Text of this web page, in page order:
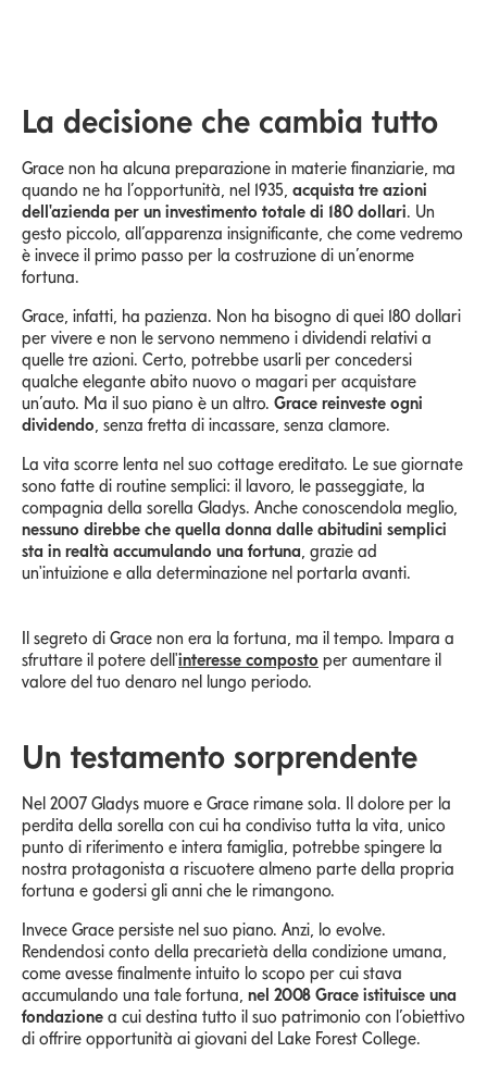
La decisione che cambia tutto
Grace non ha alcuna preparazione in materie finanziarie, ma
quando ne ha l’opportunità, nel 1935, acquista tre azioni
dell'azienda per un investimento totale di 180 dollari. Un
gesto piccolo, all’apparenza insignificante, che come vedremo
è invece il primo passo per la costruzione di un’enorme
fortuna.
Grace, infatti, ha pazienza. Non ha bisogno di quei 180 dollari
per vivere e non le servono nemmeno i dividendi relativi a
quelle tre azioni. Certo, potrebbe usarli per concedersi
qualche elegante abito nuovo o magari per acquistare
un’auto. Ma il suo piano è un altro. Grace reinveste ogni
dividendo , senza fretta di incassare, senza clamore.
La vita scorre lenta nel suo cottage ereditato. Le sue giornate
sono fatte di routine semplici: il lavoro, le passeggiate, la
compagnia della sorella Gladys. Anche conoscendola meglio,
nessuno direbbe che quella donna dalle abitudini semplici
sta in realtà accumulando una fortuna , grazie ad
un'intuizione e alla determinazione nel portarla avanti.
Il segreto di Grace non era la fortuna, ma il tempo. Impara a
sfruttare il potere dell'interesse composto per aumentare il
valore del tuo denaro nel lungo periodo.
Un testamento sorprendente
Nel 2007 Gladys muore e Grace rimane sola. Il dolore per la
perdita della sorella con cui ha condiviso tutta la vita, unico
punto di riferimento e intera famiglia, potrebbe spingere la
nostra protagonista a riscuotere almeno parte della propria
fortuna e godersi gli anni che le rimangono.
Invece Grace persiste nel suo piano. Anzi, lo evolve.
Rendendosi conto della precarietà della condizione umana,
come avesse finalmente intuito lo scopo per cui stava
accumulando una tale fortuna, nel 2008 Grace istituisce una
fondazione a cui destina tutto il suo patrimonio con l’obiettivo
di offrire opportunità ai giovani del Lake Forest College.